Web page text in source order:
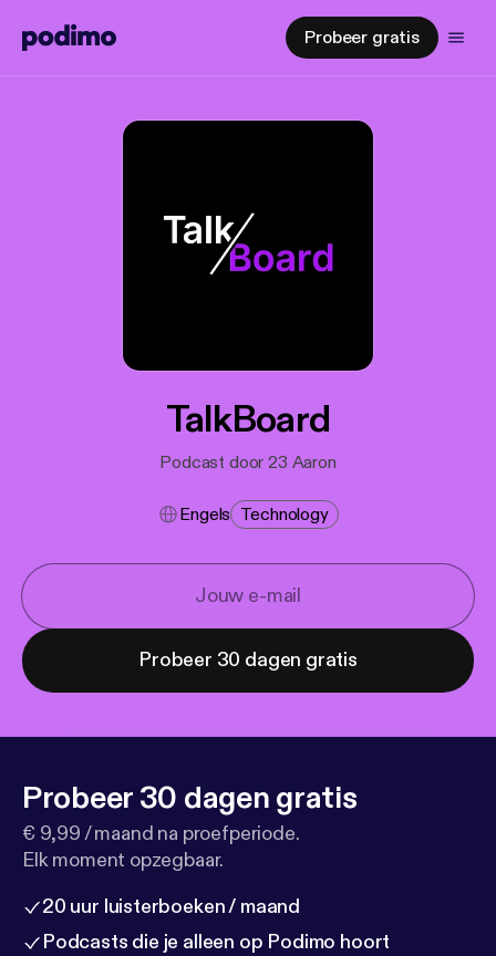
Probeer gratis
TalkBoard
Podcast door 23 Aaron
Engels Technology
Probeer 30 dagen gratis
Probeer 30 dagen gratis
€ 9,99 / maand na proefperiode.
Elk moment opzegbaar.
20 uur luisterboeken / maand
Podcasts die je alleen op Podimo hoort